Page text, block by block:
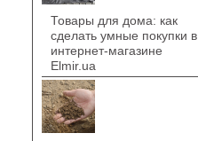
Товары для дома: как
сделать умные покупки в
интернет-магазине
Elmir.ua